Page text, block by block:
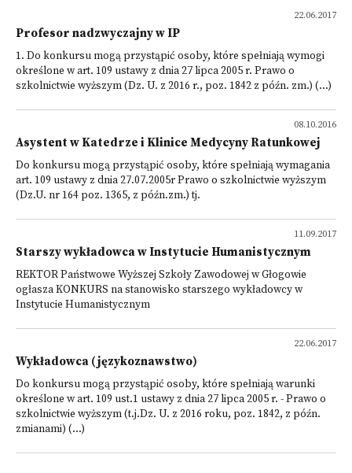
22.06.2017
Profesor nadzwyczajny w IP
1. Do konkursu mogą przystąpić osoby, które spełniają wymogi
określone w art. 109 ustawy z dnia 27 lipca 2005 r. Prawo o
szkolnictwie wyższym (Dz. U. z 2016 r., poz. 1842 z późn. zm.) (...)
08.10.2016
Asystent w Katedrze i Klinice Medycyny Ratunkowej
Do konkursu mogą przystąpić osoby, które spełniają wymagania
art. 109 ustawy z dnia 27.07.2005r Prawo o szkolnictwie wyższym
(Dz.U. nr 164 poz. 1365, z późn.zm.) tj.
11.09.2017
Starszy wykładowca w Instytucie Humanistycznym
REKTOR Państwowe Wyższej Szkoły Zawodowej w Głogowie
ogłasza KONKURS na stanowisko starszego wykładowcy w
Instytucie Humanistycznym
22.06.2017
Wykładowca (językoznawstwo)
Do konkursu mogą przystąpić osoby, które spełniają warunki
określone w art. 109 ust.1 ustawy z dnia 27 lipca 2005 r. - Prawo o
szkolnictwie wyższym (t.j.Dz. U. z 2016 roku, poz. 1842, z późn.
zmianami) (...)